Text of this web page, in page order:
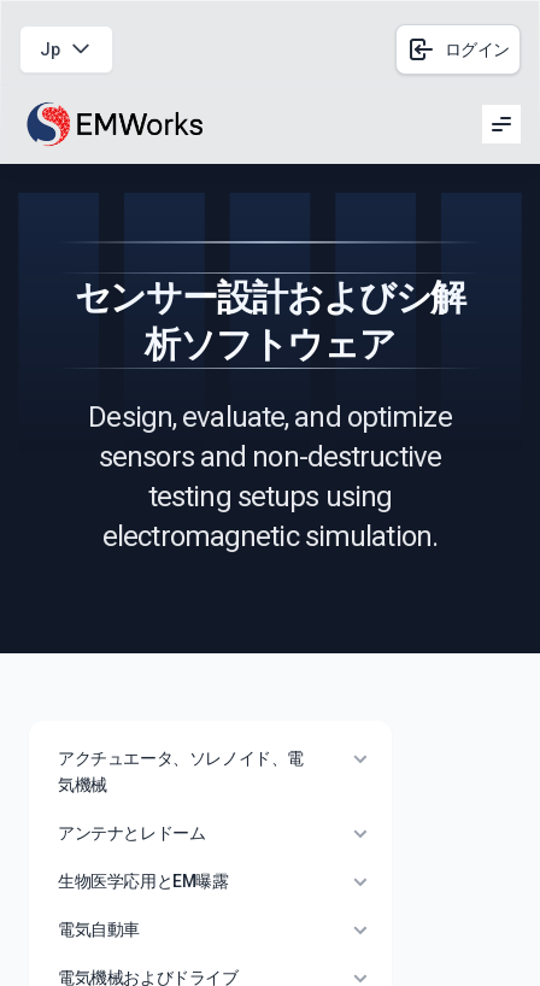
Jp ログイン
センサー設計およびシ解
析ソフトウェア
Design, evaluate, and optimize
sensors and non-destructive
testing setups using
electromagnetic simulation.
アクチュエータ、ソレノイド、電
気機械
アンテナとレドーム
生物医学応用とEM曝露
電気自動車
電気機械およびドライブ